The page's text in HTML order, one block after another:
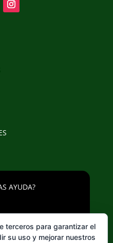
AYUDA?
terceros para garantizar el
su uso y mejorar nuestros